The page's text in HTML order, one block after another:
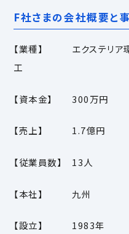
F社さまの会社概要と
【業種】 エクステリア環
工
【資本金】 300万円
【売上】 1.7億円
【従業員数】 13人
【本社】 九州
【設立】 1983年